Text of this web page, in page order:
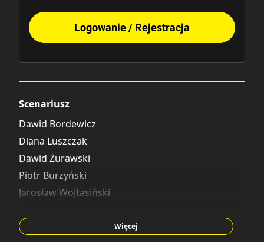
Logowanie / Rejestracja
Scenariusz
Dawid Bordewicz
Diana Luszczak
Dawid Żurawski
Piotr Burzyński
Jarosław Wojtasiński
Paweł Przygoda
Więcej